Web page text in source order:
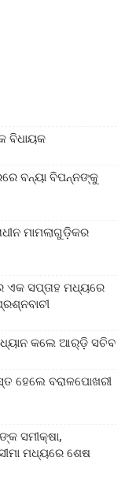
ବିଧାୟକ
ବନ୍ୟା ବିପନ୍ନଙ୍କୁ
ମାମଲାଗୁଡ଼ିକର
ଏକ ସପ୍ତାହ ମଧ୍ୟରେ
କଲେ ଆର୍‌ଡ଼ି ସଚିବ
ହେଲେ ବରାଳପୋଖରୀ
ସମୀକ୍ଷା,
ମଧ୍ୟରେ ଶେଷ